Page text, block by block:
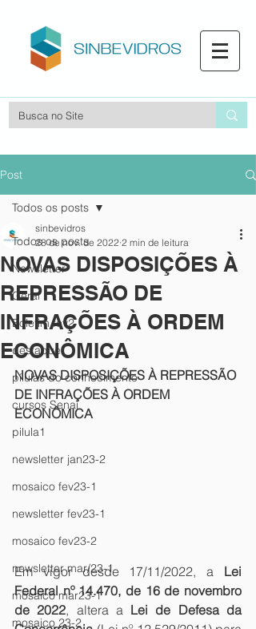
Post
Todos os posts
Newsletter
Geral
Boletim fev2
destaque
pílulas do conhecimento
cursos Senai
pilula1
newsletter jan23-2
mosaico fev23-1
newsletter fev23-1
mosaico fev23-2
newsletter mar/23-1
mosaico mar23-1
mosaico 23-2
Todos os posts
NOVAS DISPOSIÇÕES À
REPRESSÃO DE
INFRAÇÕES À ORDEM
ECONÔMICA
sinbevidros
28 de nov. de 2022 2 min de leitura
NOVAS DISPOSIÇÕES À REPRESSÃO
DE INFRAÇÕES À ORDEM
ECONÔMICA
Em vigor desde 17/11/2022, a Lei
Federal nº 14.470, de 16 de novembro
de 2022, altera a Lei de Defesa da